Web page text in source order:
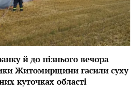
й до пізнього вечора
Житомирщини гасили суху
куточках області